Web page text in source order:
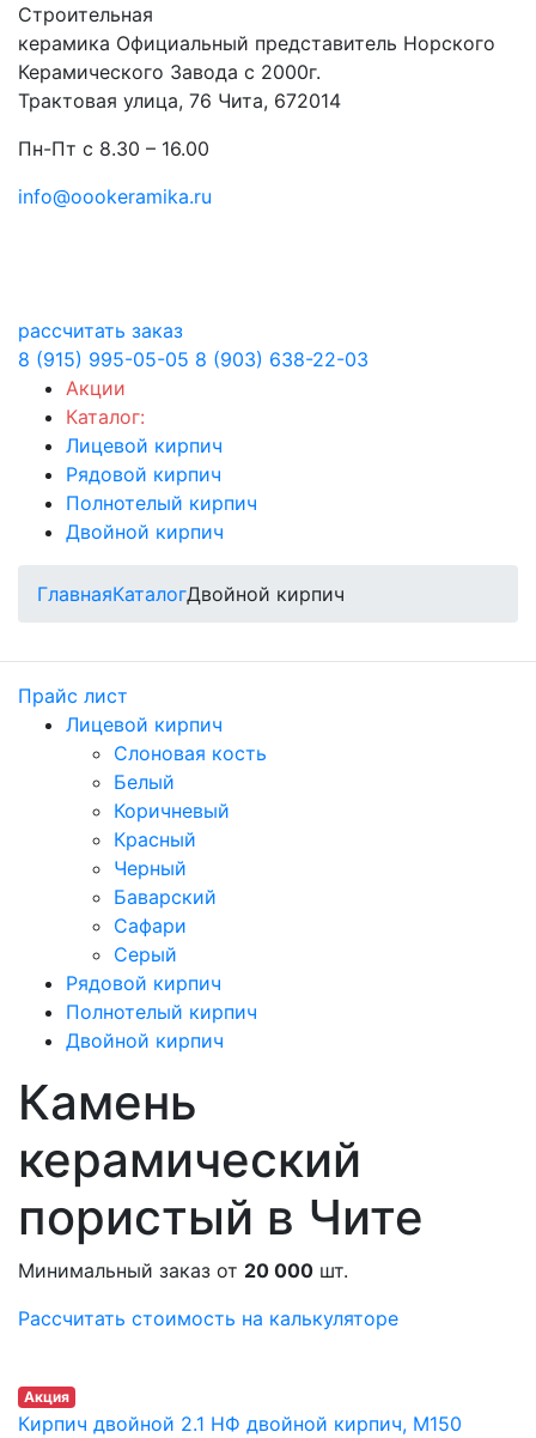
Строительная
керамика Официальный представитель Норского
Керамического Завода с 2000г.
Трактовая улица, 76 Чита, 672014
Пн-Пт с 8.30 – 16.00
info@oookeramika.ru
рассчитать заказ
8 (915) 995-05-05 8 (903) 638-22-03
Акции
Каталог:
Лицевой кирпич
Рядовой кирпич
Полнотелый кирпич
Двойной кирпич
ГлавнаяКаталогДвойной кирпич
Прайс лист
Лицевой кирпич
Слоновая кость
Белый
Коричневый
Красный
Черный
Баварский
Сафари
Серый
Рядовой кирпич
Полнотелый кирпич
Двойной кирпич
Камень
керамический
пористый в Чите
Минимальный заказ от 20 000 шт.
Рассчитать стоимость на калькуляторе
Акция
Кирпич двойной 2.1 НФ двойной кирпич, М150